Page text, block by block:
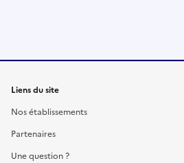
Liens du site
Nos établissements
Partenaires
Une question ?